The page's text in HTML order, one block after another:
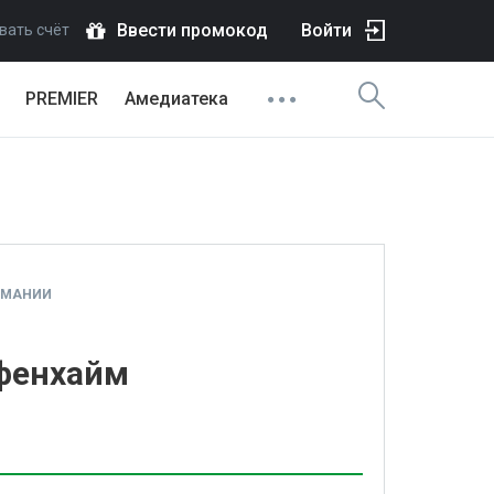
счёт Ввести промокод Войти
PREMIER Амедиатека